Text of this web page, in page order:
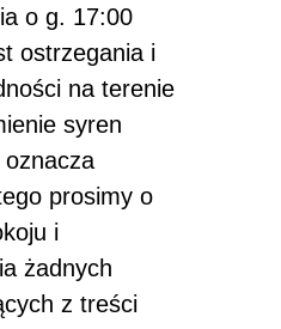
o g. 17:00
ostrzegania i
na terenie
syren
prosimy o
i
żadnych
z treści